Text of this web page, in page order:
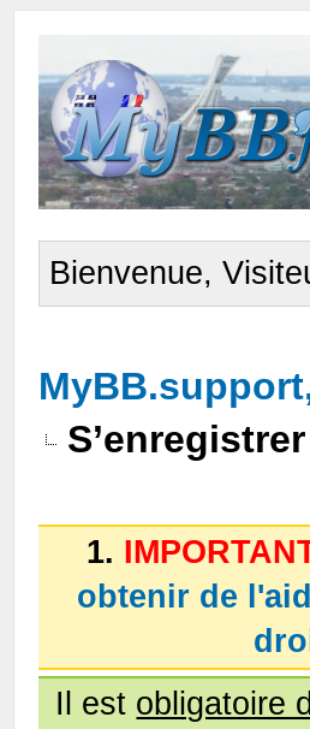
Bienvenue,
S’enregistrer
1.
obtenir de
Il est obligatoire